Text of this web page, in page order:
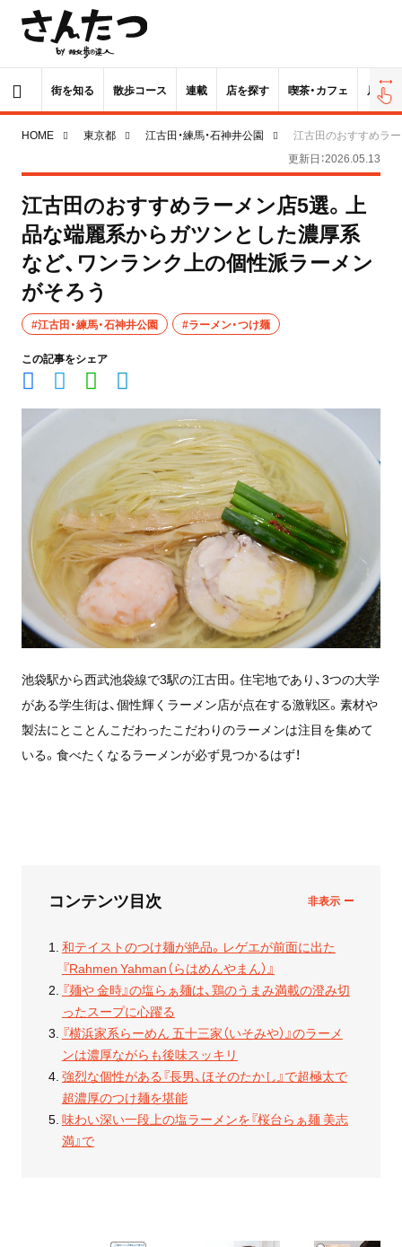
街を知る 散歩コース 連載 店を探す 喫茶・カフェ 居酒屋
HOME 東京都 江古田・練馬・石神井公園
江古田のおすすめラ
更新日：2026.05.13
江古田のおすすめラーメン店5選。上
品な端麗系からガツンとした濃厚系
など、ワンランク上の個性派ラーメン
がそろう
#江古田・練馬・石神井公園 #ラーメン・つけ麺
この記事をシェア
池袋駅から西武池袋線で3駅の江古田。住宅地であり、3つの大学
がある学生街は、個性輝くラーメン店が点在する激戦区。素材や
製法にとことんこだわったこだわりのラーメンは注目を集めて
いる。食べたくなるラーメンが必ず見つかるはず！
コンテンツ目次
和テイストのつけ麺が絶品。レゲエが前面に出た
『Rahmen Yahman（らはめんやまん）』
『麺や 金時』の塩らぁ麺は、鶏のうまみ満載の澄み切
ったスープに心躍る
『横浜家系らーめん 五十三家（いそみや）』のラーメ
ンは濃厚ながらも後味スッキリ
強烈な個性がある『長男、ほそのたかし』で超極太で
超濃厚のつけ麺を堪能
味わい深い一段上の塩ラーメンを『桜台らぁ麺 美志
満』で